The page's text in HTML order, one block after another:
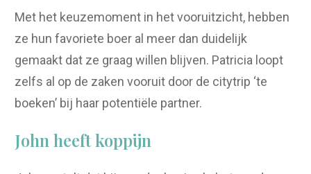
Met het keuzemoment in het vooruitzicht, hebben
ze hun favoriete boer al meer dan duidelijk
gemaakt dat ze graag willen blijven. Patricia loopt
zelfs al op de zaken vooruit door de citytrip ‘te
boeken’ bij haar potentiële partner.
John heeft koppijn